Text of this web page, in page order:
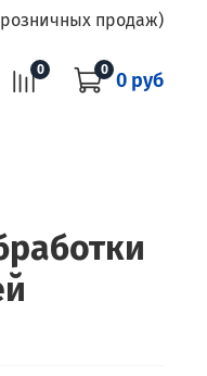
розничных продаж)
0 0 0 руб